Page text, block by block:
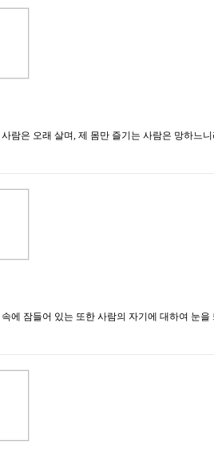
람은 오래 살며, 제 몸만 즐기는 사람은 망하느
에 잠들어 있는 또한 사람의 자기에 대하여 눈을